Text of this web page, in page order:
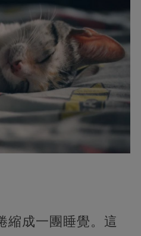
縮成一團睡覺。這